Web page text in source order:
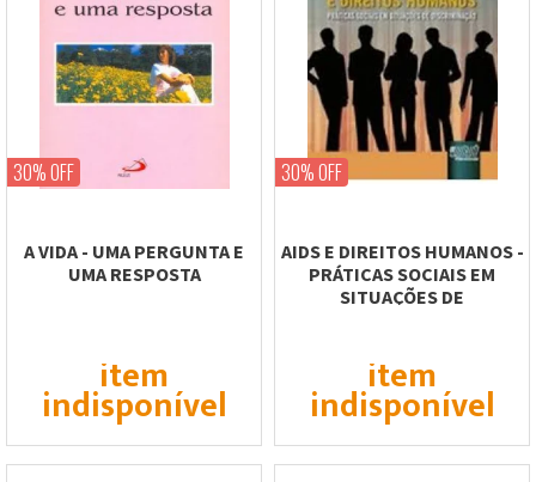
30% OFF
A VIDA - UMA PERGUNTA E
UMA RESPOSTA
item
indisponível
30% OFF
AIDS E DIREITOS HUMANOS -
PRÁTICAS SOCIAIS EM
SITUAÇÕES DE
item
indisponível